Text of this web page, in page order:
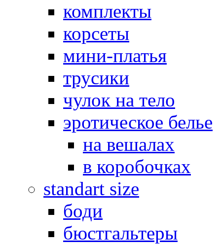
комплекты
корсеты
мини-платья
трусики
чулок на тело
эротическое белье
на вешалах
в коробочках
standart size
боди
бюстгальтеры